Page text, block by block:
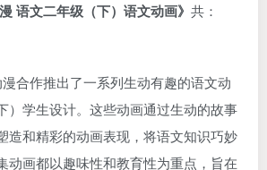
语文二年级（下）语文动画》 共：
合作推出了一系列生动有趣的语文动
）学生设计。这些动画通过生动的故事
造和精彩的动画表现，将语文知识巧妙
动画都以趣味性和教育性为重点，旨在